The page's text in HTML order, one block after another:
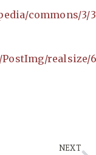
commons/3/
realsize/
NEXT